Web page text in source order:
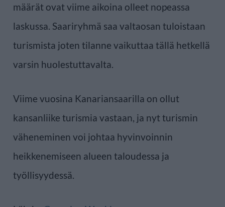
määrät ovat viime aikoina olleet nopeassa
laskussa. Saariryhmä saa valtaosan tuloistaan
turismista joten tilanne vaikuttaa tällä hetkellä
varsin huolestuttavalta.
Viime vuosina Kanariansaarilla on ollut
kansanliike turismia vastaan, ja nyt turismin
väheneminen voi johtaa hyvinvoinnin
heikkenemiseen alueen taloudessa ja
työllisyydessä.